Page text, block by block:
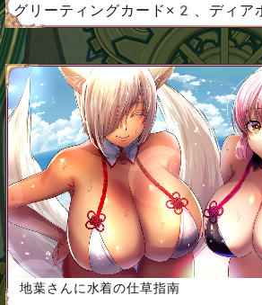
グリーティングカード×2、ディア
地葉さんに水着の仕草指南